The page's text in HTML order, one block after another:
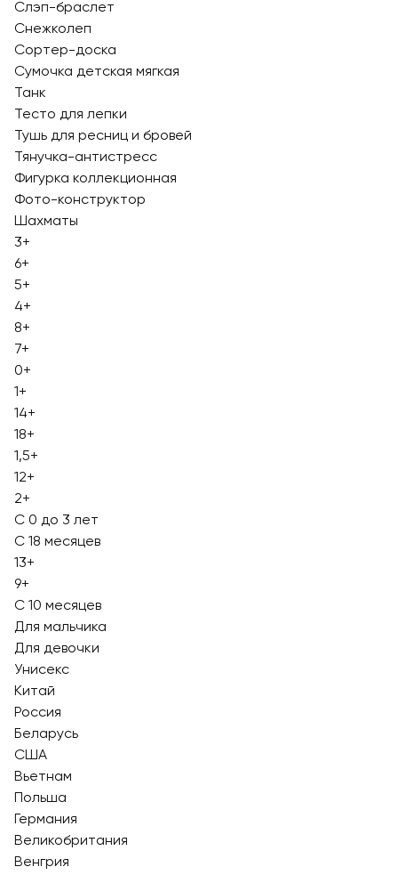
Слэп-браслет
Снежколеп
Сортер-доска
Сумочка детская мягкая
Танк
Тесто для лепки
Тушь для ресниц и бровей
Тянучка-антистресс
Фигурка коллекционная
Фото-конструктор
Шахматы
3+
6+
5+
4+
8+
7+
0+
1+
14+
18+
1,5+
12+
2+
С 0 до 3 лет
С 18 месяцев
13+
9+
С 10 месяцев
Для мальчика
Для девочки
Унисекс
Китай
Россия
Беларусь
США
Вьетнам
Польша
Германия
Великобритания
Венгрия